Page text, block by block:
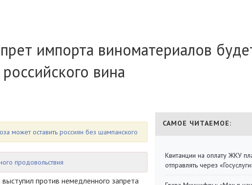
импорта виноматериалов
вина
может оставить россиян без шампанского
продовольствия
против немедленного запрета
САМОЕ ЧИТАЕМОЕ:
Квитанции на оплату ЖКУ
отправлять через